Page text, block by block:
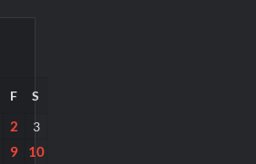
F S
2
3
9
10